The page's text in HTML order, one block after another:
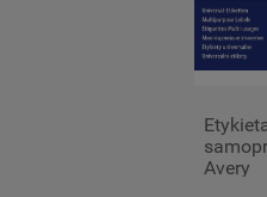
Avery